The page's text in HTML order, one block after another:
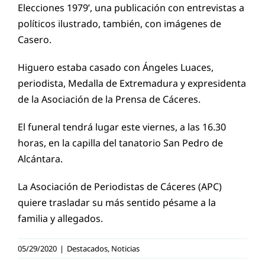
Elecciones 1979’, una publicación con entrevistas a
políticos ilustrado, también, con imágenes de
Casero.
Higuero estaba casado con Ángeles Luaces,
periodista, Medalla de Extremadura y expresidenta
de la Asociación de la Prensa de Cáceres.
El funeral tendrá lugar este viernes, a las 16.30
horas, en la capilla del tanatorio San Pedro de
Alcántara.
La Asociación de Periodistas de Cáceres (APC)
quiere trasladar su más sentido pésame a la
familia y allegados.
05/29/2020 | Destacados, Noticias